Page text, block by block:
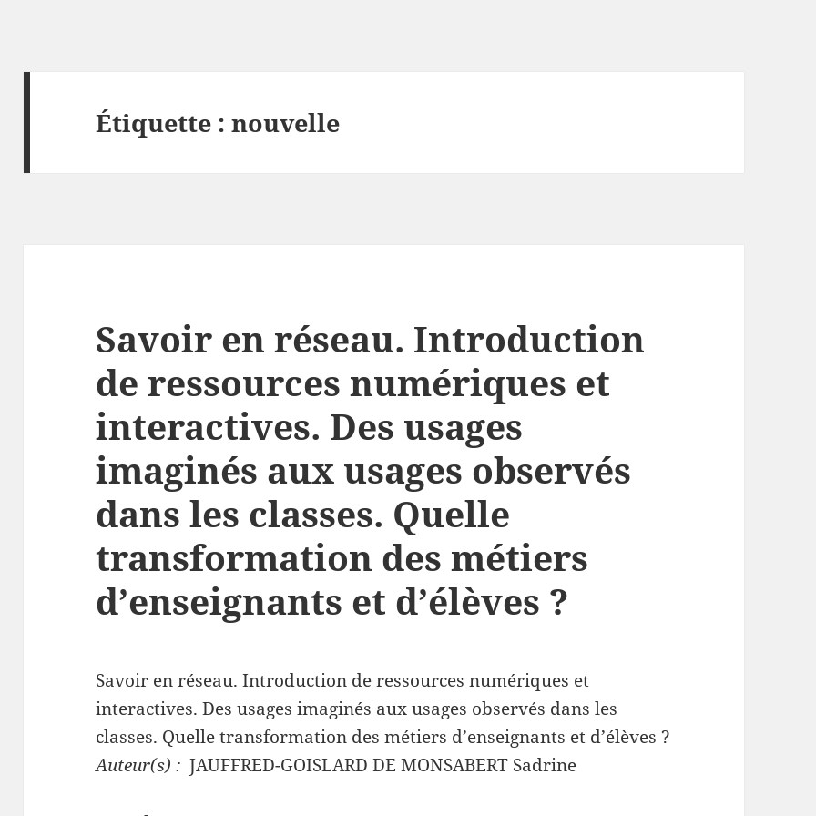
Étiquette :nouvelle
Savoir en réseau. Introduction
de ressources numériques et
interactives. Des usages
imaginés aux usages observés
dans les classes. Quelle
transformation des métiers
d’enseignants et d’élèves ?
Savoir en réseau. Introduction de ressources numériques et
interactives. Des usages imaginés aux usages observés dans les
classes. Quelle transformation des métiers d’enseignants et d’élèves ?
Auteur(s) : JAUFFRED-GOISLARD DE MONSABERT Sadrine